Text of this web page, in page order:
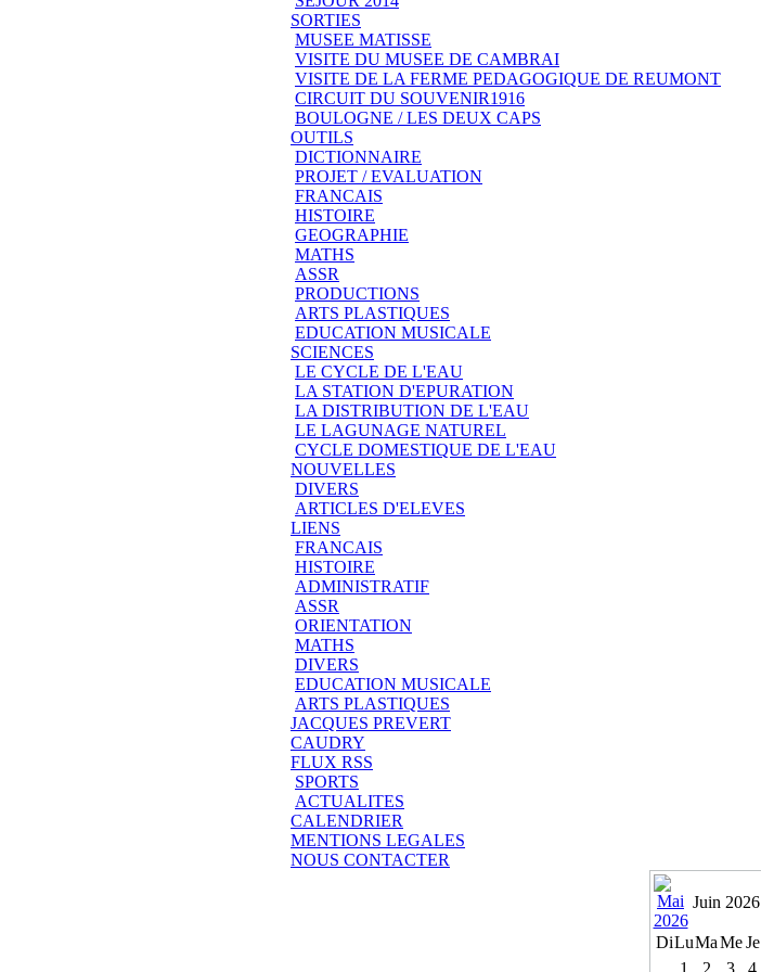
SORTIES
MUSEE MATISSE
VISITE DU MUSEE DE CAMBRAI
VISITE DE LA FERME PEDAGOGIQUE DE REUMONT
CIRCUIT DU SOUVENIR1916
BOULOGNE / LES DEUX CAPS
OUTILS
DICTIONNAIRE
PROJET / EVALUATION
FRANCAIS
HISTOIRE
GEOGRAPHIE
MATHS
ASSR
PRODUCTIONS
ARTS PLASTIQUES
EDUCATION MUSICALE
SCIENCES
LE CYCLE DE L'EAU
LA STATION D'EPURATION
LA DISTRIBUTION DE L'EAU
LE LAGUNAGE NATUREL
CYCLE DOMESTIQUE DE L'EAU
NOUVELLES
DIVERS
ARTICLES D'ELEVES
LIENS
FRANCAIS
HISTOIRE
ADMINISTRATIF
ASSR
ORIENTATION
MATHS
DIVERS
EDUCATION MUSICALE
ARTS PLASTIQUES
JACQUES PREVERT
CAUDRY
FLUX RSS
SPORTS
ACTUALITES
CALENDRIER
MENTIONS LEGALES
NOUS CONTACTER
Juin 2026
DiLuMaMe Je
1
2 3 4